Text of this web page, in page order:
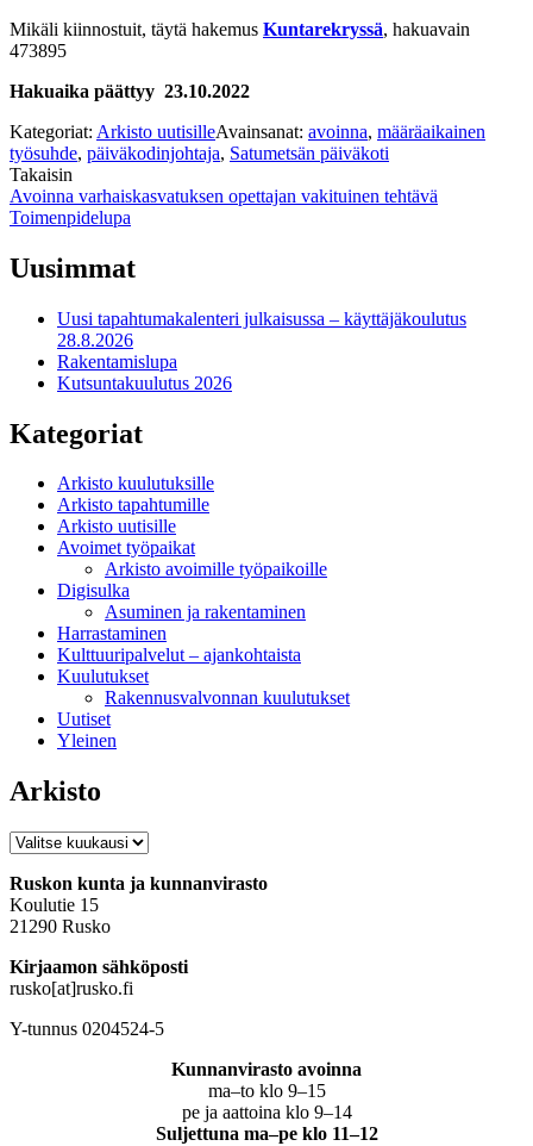
Mikäli kiinnostuit, täytä hakemus Kuntarekryssä, hakuavain
473895
Hakuaika päättyy 23.10.2022
Kategoriat: Arkisto uutisilleAvainsanat: avoinna, määräaikainen
työsuhde, päiväkodinjohtaja, Satumetsän päiväkoti
Takaisin
Artikkelien
selaus
Avoinna varhaiskasvatuksen opettajan vakituinen tehtävä
Toimenpidelupa
Uusimmat
Uusi tapahtumakalenteri julkaisussa – käyttäjäkoulutus
28.8.2026
Rakentamislupa
Kutsuntakuulutus 2026
Kategoriat
Arkisto kuulutuksille
Arkisto tapahtumille
Arkisto uutisille
Avoimet työpaikat
Arkisto avoimille työpaikoille
Digisulka
Asuminen ja rakentaminen
Harrastaminen
Kulttuuripalvelut – ajankohtaista
Kuulutukset
Rakennusvalvonnan kuulutukset
Uutiset
Yleinen
Arkisto
Arkisto
Ruskon kunta ja kunnanvirasto
Koulutie 15
21290 Rusko
Kirjaamon sähköposti
rusko[at]rusko.fi
Y-tunnus 0204524-5
Kunnanvirasto avoinna
ma–to klo 9–15
pe ja aattoina klo 9–14
Suljettuna ma–pe klo 11–12